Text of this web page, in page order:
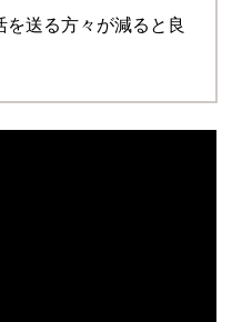
送る方々が減ると良